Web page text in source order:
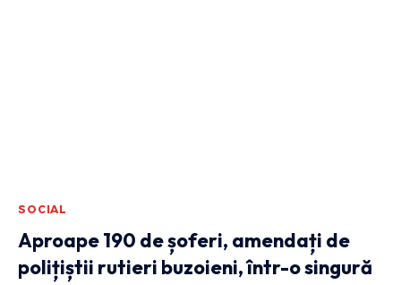
SOCIAL
Aproape 190 de șoferi, amendați de
polițiștii rutieri buzoieni, într-o singură